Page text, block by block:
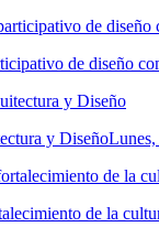
de diseño
y Diseño
de la